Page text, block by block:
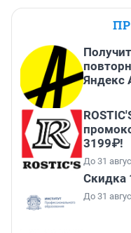
Яндекс
3199₽!
До 31
Скидка
До 31